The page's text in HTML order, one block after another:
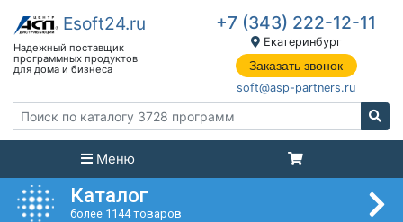
+7 (343) 222-12-11
Екатеринбург
Заказать звонок
soft@asp-partners.ru
Меню
Каталог
более 1144 товаров